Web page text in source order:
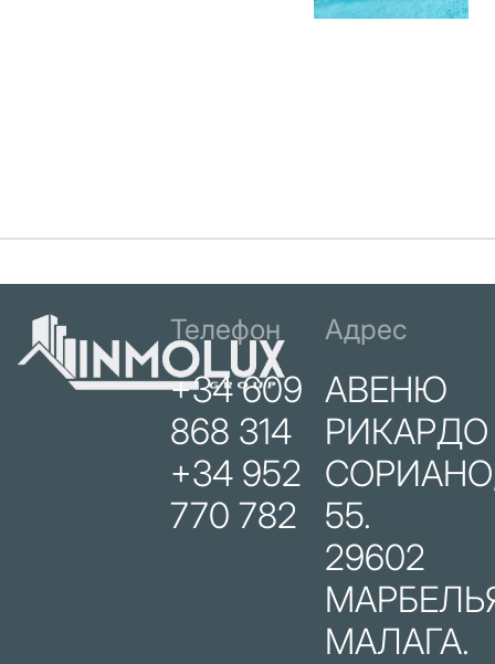
Телефон
+34 609
868 314
+34 952
770 782
Адрес
АВЕНЮ
РИКАРДО
55.
29602
МАЛАГА.